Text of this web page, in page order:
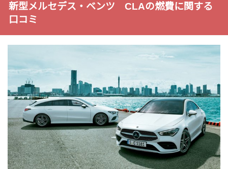
新型メルセデス・ベンツ CLAの燃費に関する
口コミ